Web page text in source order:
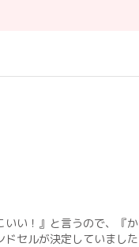
い！』と言うので、『か
ドセルが決定していました